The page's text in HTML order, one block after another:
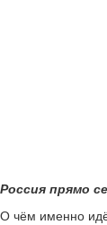
Россия прямо
О чём именно